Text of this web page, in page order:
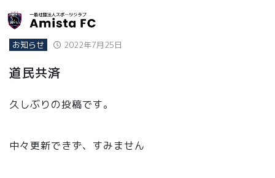
お知らせ 2022年7月25日
道民共済
久しぶりの投稿です。
中々更新できず、すみません